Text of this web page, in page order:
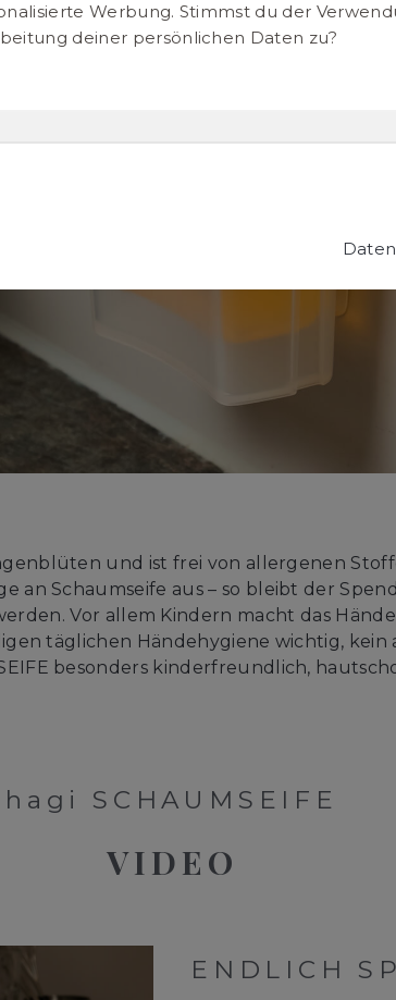
und ist frei von allergenen
an Schaumseife aus – so bleibt der
Vor allem Kindern macht das
täglichen Händehygiene wichtig,
besonders kinderfreundlich,
hagi SCHAUMSEIFE
VIDEO
ENDLICH
Werbung. Stimmst du der
deiner persönlichen Daten zu?